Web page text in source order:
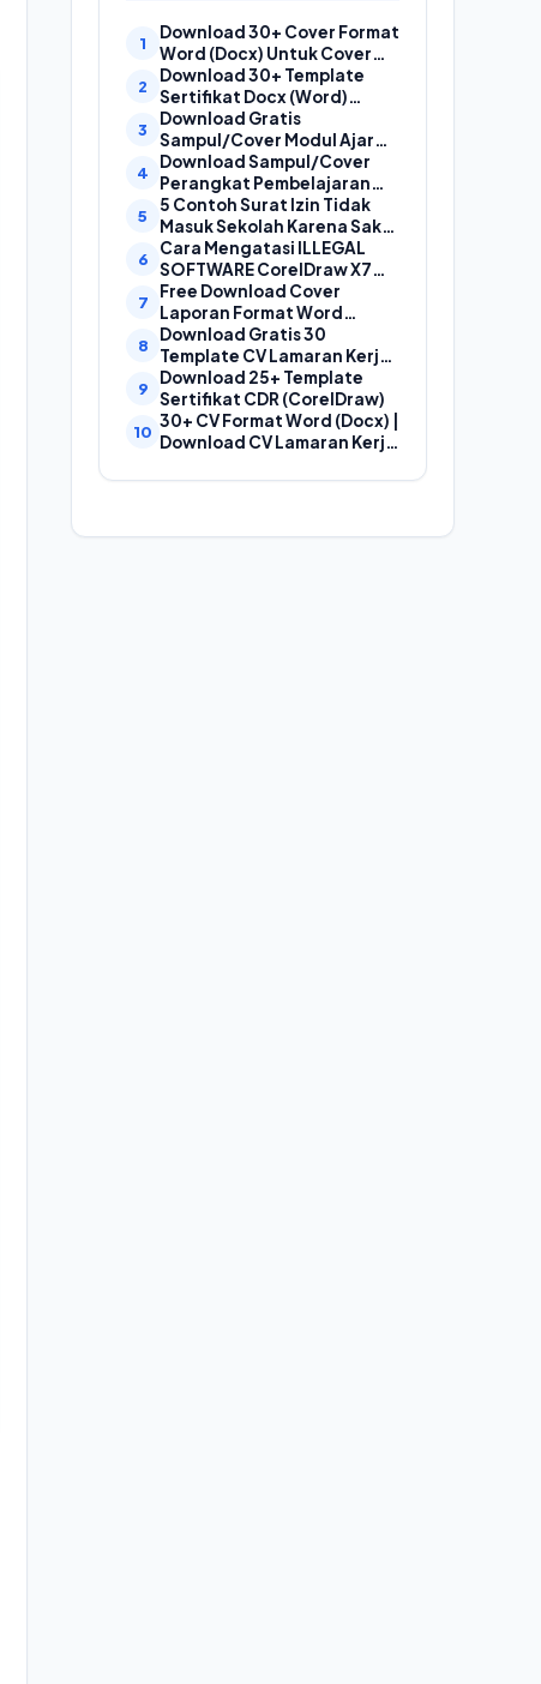
Download 30+ Cover Format
Word (Docx) Untuk Cover
Laporan, Cover Proposal,
dan Cover Makalah
Download 30+ Template
Sertifikat Docx (Word)
Gratis Bisa Edit
Download Gratis
Sampul/Cover Modul Ajar
Kurikulum Merdeka
SD,SMP,SMA,SMK Format
Doc (Ms Word)
Download Sampul/Cover
Perangkat Pembelajaran
Kurikulum Merdeka File
Word (Doc) | Contoh Cover
Kurikum Merdeka
5 Contoh Surat Izin Tidak
Masuk Sekolah Karena Sakit
yang Baik dan Benar
Cara Mengatasi ILLEGAL
SOFTWARE CorelDraw X7
Dan X8
Free Download Cover
Laporan Format Word
(Docx) Mudah Diedit, Cocok
Untuk Cover Laporan
Kegiatan, Makalah Dan
Proposal
Download Gratis 30
Template CV Lamaran Kerja
Kreatif (DOC) Bisa EDIT
Download 25+ Template
Sertifikat CDR (CorelDraw)
30+ CV Format Word (Docx) |
Download CV Lamaran Kerja
Bahasa Inggris